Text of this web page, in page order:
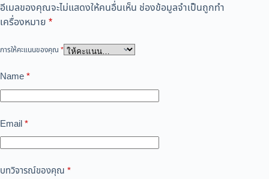
อีเมลของคุณจะไม่แสดงให้คนอื่นเห็น ช่องข้อมูลจำเป็นถูกทำ
เครื่องหมาย *
การให้คะแนนของคุณ *
Name*
Email*
บทวิจารณ์ของคุณ *